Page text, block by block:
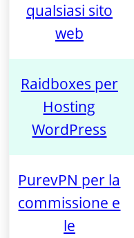
qualsiasi sito
web
Raidboxes per
Hosting
WordPress
PurevPN per la
commissione e
le